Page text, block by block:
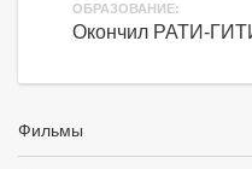
ОБРАЗОВАНИЕ:
Окончил РАТИ-
Фильмы